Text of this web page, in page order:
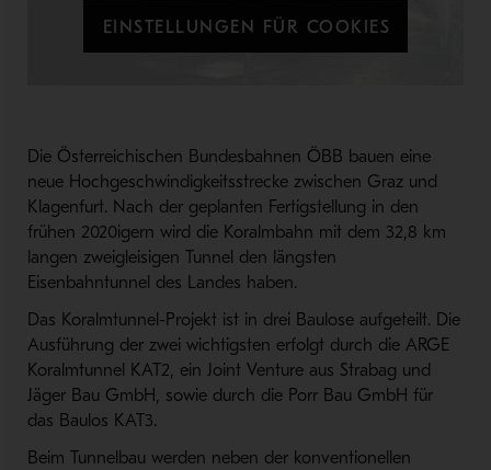
EINSTELLUNGEN FÜR COOKIES
Die Österreichischen Bundesbahnen ÖBB bauen eine
neue Hochgeschwindigkeitsstrecke zwischen Graz und
Klagenfurt. Nach der geplanten Fertigstellung in den
frühen 2020igern wird die Koralmbahn mit dem 32,8 km
langen zweigleisigen Tunnel den längsten
Eisenbahntunnel des Landes haben.
Das Koralmtunnel-Projekt ist in drei Baulose aufgeteilt. Die
Ausführung der zwei wichtigsten erfolgt durch die ARGE
Koralmtunnel KAT2, ein Joint Venture aus Strabag und
Jäger Bau GmbH, sowie durch die Porr Bau GmbH für
das Baulos KAT3.
Beim Tunnelbau werden neben der konventionellen